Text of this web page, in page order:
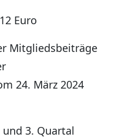
Euro
Mitgliedsbeiträge
24. März 2024
und 3. Quartal